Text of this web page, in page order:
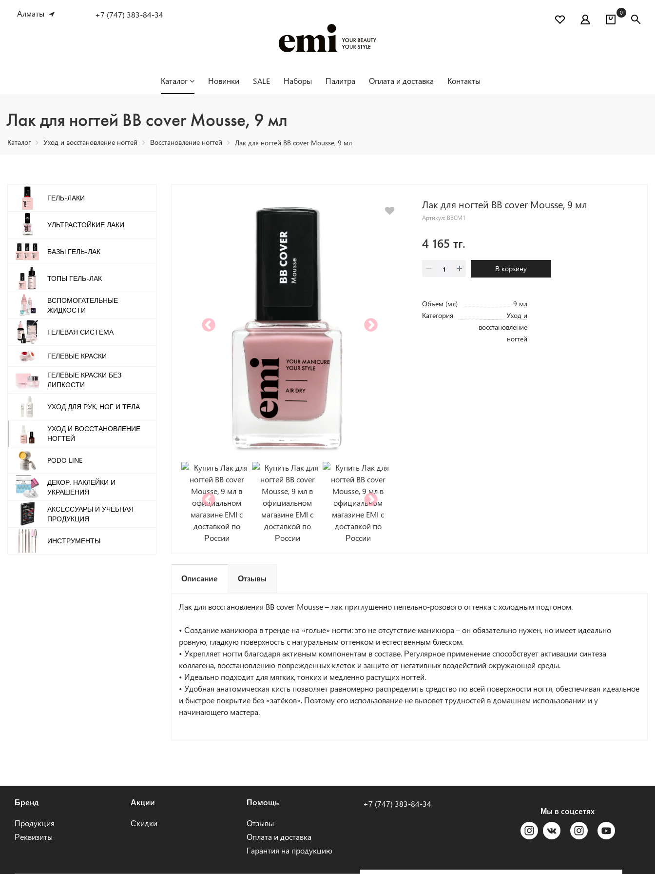
Алматы +7 (747) 383-84-34 0
Каталог Новинки SALE Наборы Палитра Оплата и доставка Контакты
Лак для ногтей BB cover Mousse, 9 мл
Каталог Уход и восстановление ногтей Восстановление ногтей Лак для ногтей BB cover Mousse, 9 мл
Лак для ногтей BB cover Mousse, 9 мл
Артикул: BBCM1
4 165 тг.
В корзину
Объем (мл)
9 мл
Категория
Уход и
восстановление
ногтей
Описание Отзывы
Лак для восстановления BB cover Mousse – лак приглушенно пепельно-розового оттенка с холодным подтоном.
• Создание маникюра в тренде на «голые» ногти: это не отсутствие маникюра – он обязательно нужен, но имеет идеально
ровную, гладкую поверхность с натуральным оттенком и естественным блеском.
• Укрепляет ногти благодаря активным компонентам в составе. Регулярное применение способствует активации синтеза
коллагена, восстановлению поврежденных клеток и защите от негативных воздействий окружающей среды.
• Идеально подходит для мягких, тонких и медленно растущих ногтей.
• Удобная анатомическая кисть позволяет равномерно распределить средство по всей поверхности ногтя, обеспечивая идеальное
и быстрое покрытие без «затёков». Поэтому его использование не вызовет трудностей в домашнем использовании и у
начинающего мастера.
ГЕЛЬ-ЛАКИ
УЛЬТРАСТОЙКИЕ ЛАКИ
БАЗЫ ГЕЛЬ-ЛАК
ТОПЫ ГЕЛЬ-ЛАК
ВСПОМОГАТЕЛЬНЫЕ
ЖИДКОСТИ
ГЕЛЕВАЯ СИСТЕМА
ГЕЛЕВЫЕ КРАСКИ
ГЕЛЕВЫЕ КРАСКИ БЕЗ
ЛИПКОСТИ
УХОД ДЛЯ РУК, НОГ И ТЕЛА
УХОД И ВОССТАНОВЛЕНИЕ
НОГТЕЙ
PODO LINE
ДЕКОР, НАКЛЕЙКИ И
УКРАШЕНИЯ
АКСЕССУАРЫ И УЧЕБНАЯ
ПРОДУКЦИЯ
ИНСТРУМЕНТЫ
Бренд
Продукция
Реквизиты
Акции
Скидки
Помощь
Отзывы
Оплата и доставка
Гарантия на продукцию
+7 (747) 383-84-34
Мы в соцсетях